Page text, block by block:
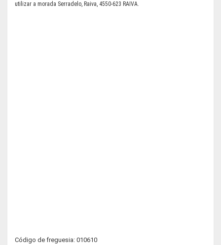
utilizar a morada Serradelo, Raiva, 4550-623 RAIVA.
Código de freguesia: 010610